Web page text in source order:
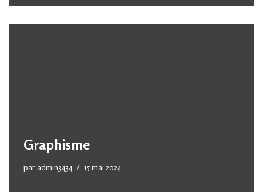
Graphisme
par admin3434 15 mai 2024